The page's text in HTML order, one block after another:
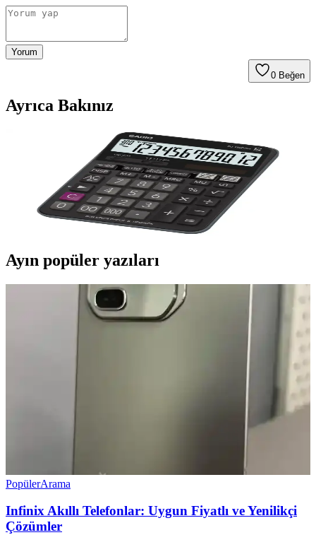
Yorum
0 Beğen
Ayrıca Bakınız
DJ 120D Plus: Profesyonel ve Kullanıcı Dostu Dijital
DJ Kontrol Cihazı Özellikleri ve Avantajları
DJ 120D Plus, çift kanallı, yüksek hassasiyetli jog wheel ve çeşitli
efekt seçenekleriyle hem başlangıç hem de profesyonel DJ'ler için
ideal bir kontrol cihazıdır.
Ayın popüler yazıları
PopülerArama
Infinix Akıllı Telefonlar: Uygun Fiyatlı ve Yenilikçi
Çözümler